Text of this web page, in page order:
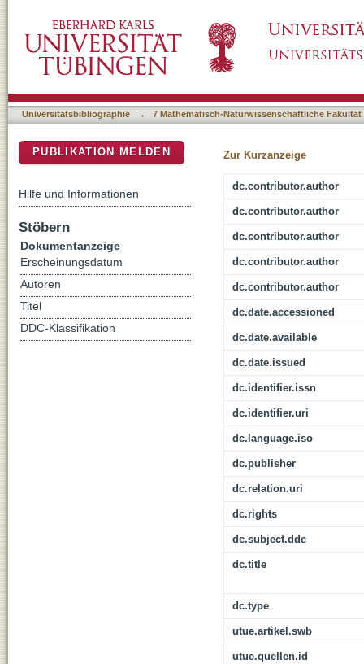
preliminary results
Universitätsbibliographie → 7 Mathematisch-Naturwissenschaftliche Fakultät
Zur Kurzanzeige
dc.contributor.author
dc.contributor.author
dc.contributor.author
dc.contributor.author
dc.contributor.author
dc.date.accessioned
dc.date.available
dc.date.issued
dc.identifier.issn
dc.identifier.uri
dc.language.iso
dc.publisher
dc.relation.uri
dc.rights
dc.subject.ddc
dc.title
dc.type
utue.artikel.swb
utue.quellen.id
PUBLIKATION MELDEN
Hilfe und Informationen
Stöbern
Dokumentanzeige
Erscheinungsdatum
Autoren
Titel
DDC-Klassifikation